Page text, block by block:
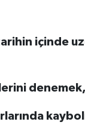
tarihin içinde
denemek,